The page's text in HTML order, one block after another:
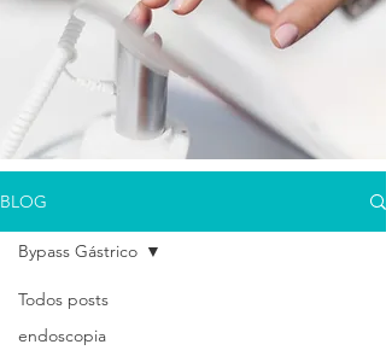
BLOG
Todos posts
endoscopia
Bypass Gástrico